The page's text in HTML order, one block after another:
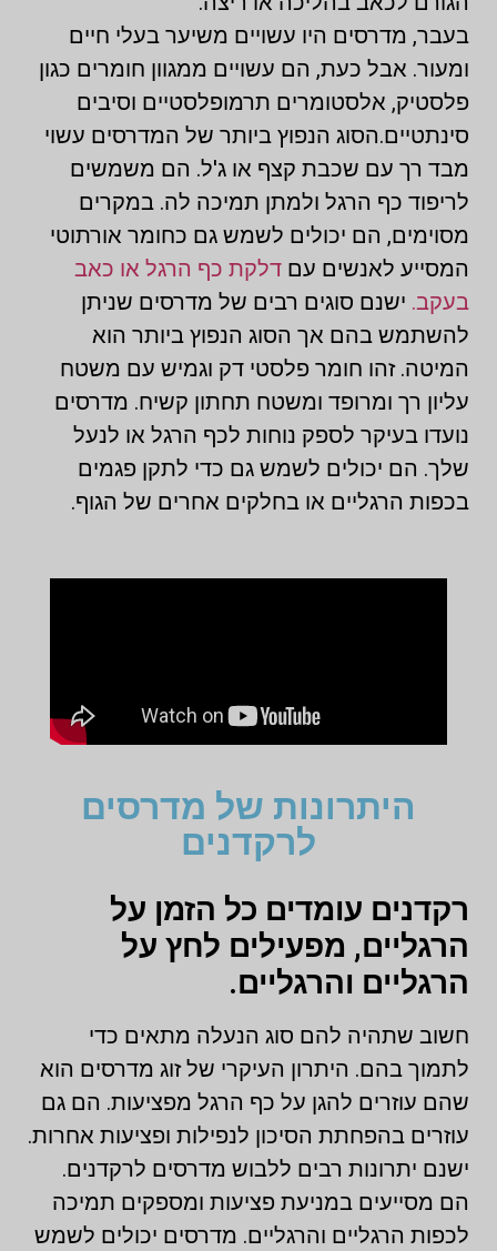
בעבר, מדרסים היו עשויים משיער בעלי חיים
ומעור. אבל כעת, הם עשויים ממגוון חומרים כגון
פלסטיק, אלסטומרים תרמופלסטיים וסיבים
סינתטיים.הסוג הנפוץ ביותר של המדרסים עשוי
מבד רך עם שכבת קצף או ג'ל. הם משמשים
לריפוד כף הרגל ולמתן תמיכה לה. במקרים
מסוימים, הם יכולים לשמש גם כחומר אורתוטי
המסייע לאנשים עם דלקת כף הרגל או כאב
בעקב. ישנם סוגים רבים של מדרסים שניתן
להשתמש בהם אך הסוג הנפוץ ביותר הוא
המיטה. זהו חומר פלסטי דק וגמיש עם משטח
עליון רך ומרופד ומשטח תחתון קשיח. מדרסים
נועדו בעיקר לספק נוחות לכף הרגל או לנעל
שלך. הם יכולים לשמש גם כדי לתקן פגמים
בכפות הרגליים או בחלקים אחרים של הגוף.
היתרונות של מדרסים
לרקדנים
רקדנים עומדים כל הזמן על
הרגליים, מפעילים לחץ על
הרגליים והרגליים.
חשוב שתהיה להם סוג הנעלה מתאים כדי
לתמוך בהם. היתרון העיקרי של זוג מדרסים הוא
שהם עוזרים להגן על כף הרגל מפציעות. הם גם
עוזרים בהפחתת הסיכון לנפילות ופציעות אחרות.
ישנם יתרונות רבים ללבוש מדרסים לרקדנים.
הם מסייעים במניעת פציעות ומספקים תמיכה
לכפות הרגליים והרגליים. מדרסים יכולים לשמש